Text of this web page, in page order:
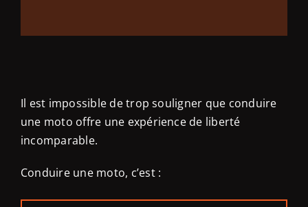
Il est impossible de trop souligner que conduire
une moto offre une expérience de liberté
incomparable.
Conduire une moto, c’est :